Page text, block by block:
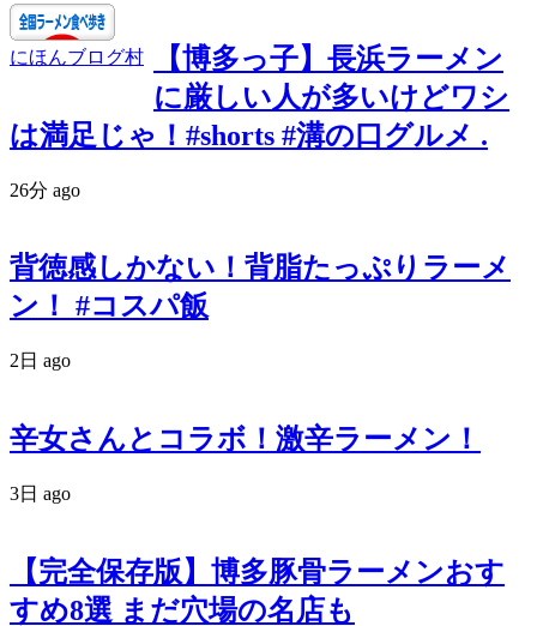
にほんブログ村
【博多っ子】長浜ラーメン
に厳しい人が多いけどワシ
は満足じゃ！#shorts #溝の口グルメ .
26分 ago
背徳感しかない！背脂たっぷりラーメ
ン！ #コスパ飯
2日 ago
辛女さんとコラボ！激辛ラーメン！
3日 ago
【完全保存版】博多豚骨ラーメンおす
すめ8選 まだ穴場の名店も